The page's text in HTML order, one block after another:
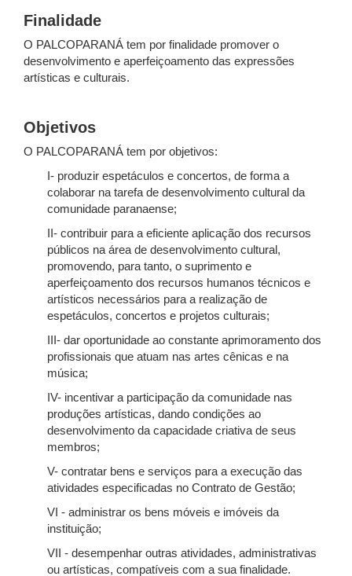
Finalidade
O PALCOPARANÁ tem por finalidade promover o
desenvolvimento e aperfeiçoamento das expressões
artísticas e culturais.
Objetivos
O PALCOPARANÁ tem por objetivos:
I- produzir espetáculos e concertos, de forma a
colaborar na tarefa de desenvolvimento cultural da
comunidade paranaense;
II- contribuir para a eficiente aplicação dos recursos
públicos na área de desenvolvimento cultural,
promovendo, para tanto, o suprimento e
aperfeiçoamento dos recursos humanos técnicos e
artísticos necessários para a realização de
espetáculos, concertos e projetos culturais;
III- dar oportunidade ao constante aprimoramento dos
profissionais que atuam nas artes cênicas e na
música;
IV- incentivar a participação da comunidade nas
produções artísticas, dando condições ao
desenvolvimento da capacidade criativa de seus
membros;
V- contratar bens e serviços para a execução das
atividades especificadas no Contrato de Gestão;
VI - administrar os bens móveis e imóveis da
instituição;
VII - desempenhar outras atividades, administrativas
ou artísticas, compatíveis com a sua finalidade.